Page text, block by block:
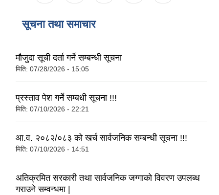
सूचना तथा समाचार
मौजुदा सूची दर्ता गर्ने सम्बन्धी सूचना
मिति: 07/28/2026 - 15:05
प्रस्ताव पेश गर्ने सम्बधी सूचना !!!
मिति: 07/10/2026 - 22:21
आ.व. २०८२/०८३ को खर्च सार्वजनिक सम्बन्धी सूचना !!!
मिति: 07/10/2026 - 14:51
अतिक्रमित सरकारी तथा सार्वजनिक जग्गाको विवरण उपलब्ध
गराउने सम्वन्धमा |